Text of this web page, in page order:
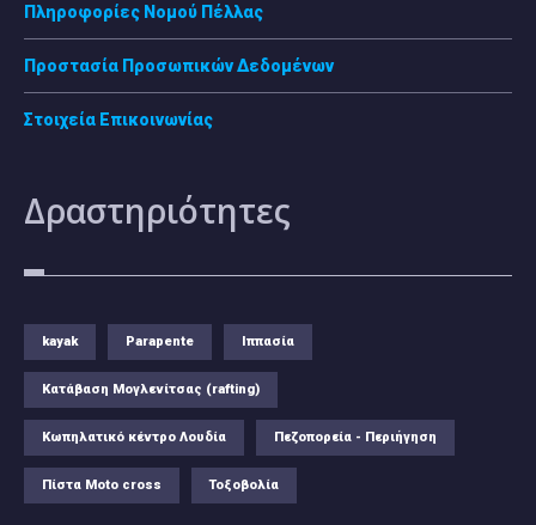
Πληροφορίες Νομού Πέλλας
Προστασία Προσωπικών Δεδομένων
Στοιχεία Επικοινωνίας
Δραστηριότητες
kayak Parapente Ιππασία
Κατάβαση Μογλενίτσας (rafting)
Κωπηλατικό κέντρο Λουδία Πεζοπορεία - Περιήγηση
Πίστα Moto cross Τοξοβολία